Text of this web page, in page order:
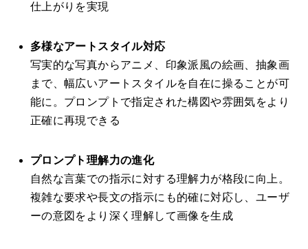
仕上がりを実現
多様なアートスタイル対応
写実的な写真からアニメ、印象派風の絵画、抽象画
まで、幅広いアートスタイルを自在に操ることが可
能に。プロンプトで指定された構図や雰囲気をより
正確に再現できる
プロンプト理解力の進化
自然な言葉での指示に対する理解力が格段に向上。
複雑な要求や長文の指示にも的確に対応し、ユーザ
ーの意図をより深く理解して画像を生成